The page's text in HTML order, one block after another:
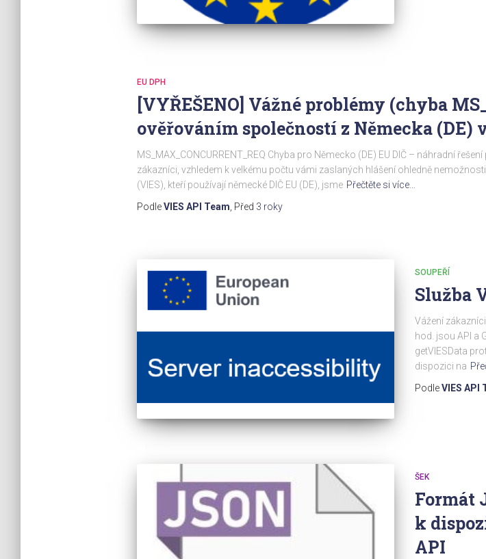
EU DPH
[VYŘEŠENO] Vážné problémy (chyba
ověřováním společností z Německa (DE)
MS_MAX_CONCURRENT_REQ Chyba pro Německo (DE) EU DIČ – náhradní
zákazníci, vzhledem k velkému počtu vámi zaslaných hlášení ohledně
(VIES), kteří používají německé DIČ EU (DE), jsme Přečtěte si více…
PodleVIES API Team , Před 3 roky
SOUPEŘÍ
Služba
Vážení
hod. jsou API a
getVIESData
dispozici na
PodleVIES API
ŠEK
Formát
k
API